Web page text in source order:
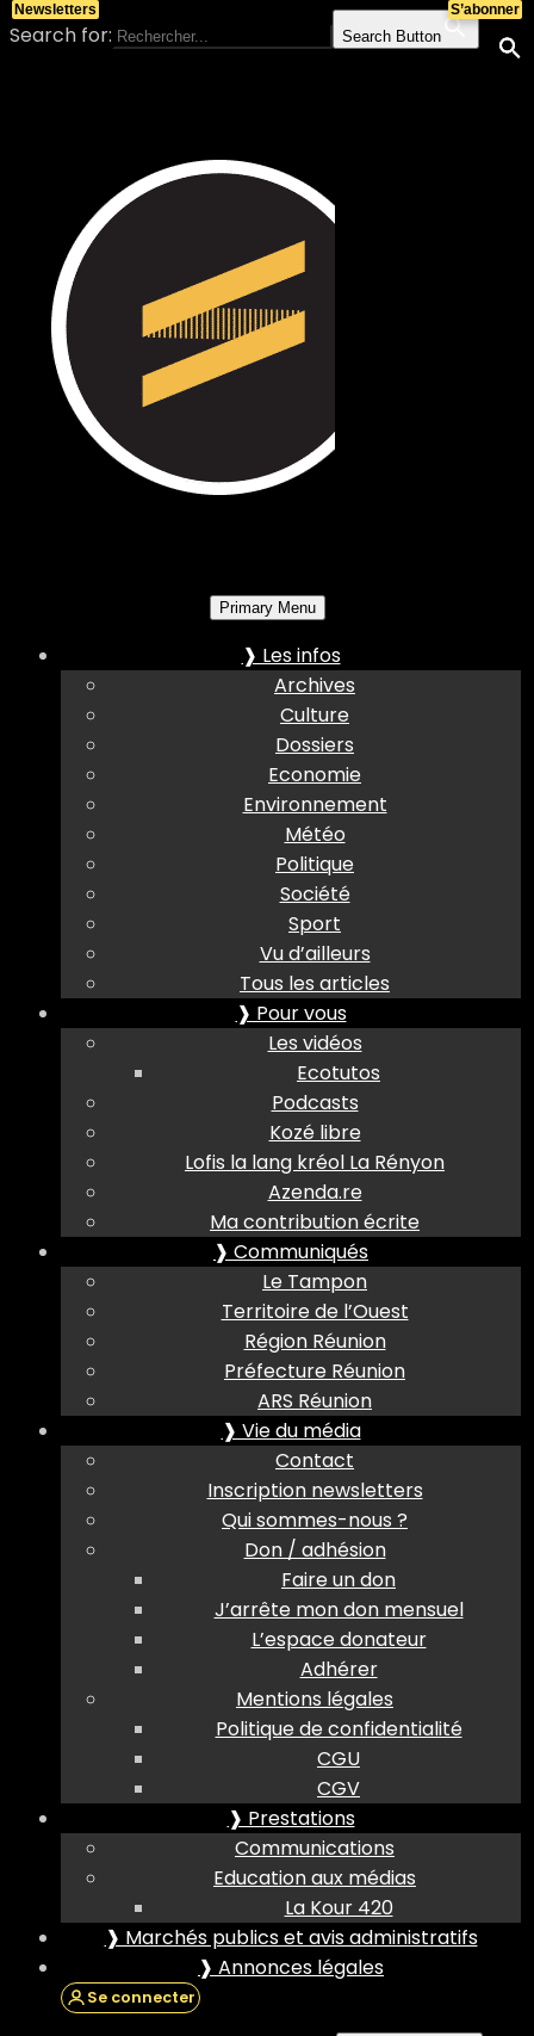
Search for: Search Button
Primary Menu
❱ Les infos
Archives
Culture
Dossiers
Economie
Environnement
Météo
Politique
Société
Sport
Vu d’ailleurs
Tous les articles
❱ Pour vous
Les vidéos
Ecotutos
Podcasts
Kozé libre
Lofis la lang kréol La Rényon
Azenda.re
Ma contribution écrite
❱ Communiqués
Le Tampon
Territoire de l’Ouest
Région Réunion
Préfecture Réunion
ARS Réunion
❱ Vie du média
Contact
Inscription newsletters
Qui sommes-nous ?
Don / adhésion
Faire un don
J’arrête mon don mensuel
L’espace donateur
Adhérer
Mentions légales
Politique de confidentialité
CGU
CGV
❱ Prestations
Communications
Education aux médias
La Kour 420
❱ Marchés publics et avis administratifs
❱ Annonces légales
Se connecter
S’abonner
Newsletters